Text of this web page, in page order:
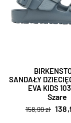
SANDAŁY
EVA KIDS
Szare
158,99 zł